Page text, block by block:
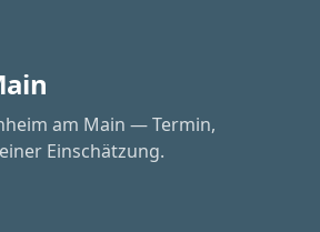
am Main — Termin,
Einschätzung.